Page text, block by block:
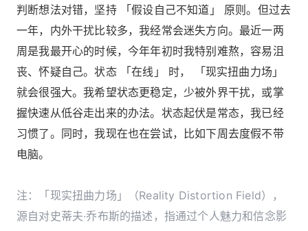
判断想法对错，坚持 「假设自己不知道」 原则。但过去
一年，内外干扰比较多，我经常会迷失方向。最近一两
周是我最开心的时候，今年年初时我特别难熬，容易沮
丧、怀疑自己。状态 「在线」 时， 「现实扭曲力场」
就会很强大。我希望状态更稳定，少被外界干扰，或掌
握快速从低谷走出来的办法。状态起伏是常态，我已经
习惯了。同时，我现在也在尝试，比如下周去度假不带
电脑。
注：「现实扭曲力场」（Reality Distortion Field），
源自对史蒂夫·乔布斯的描述，指通过个人魅力和信念影